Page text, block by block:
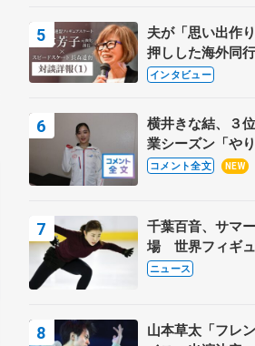
夫が「思い出作
押しした海外同
まで… 繁華街の
に 小林芳子さん
るスケート人生
インタビュー
横井きな結、３
業シーズン「やり
【みなとアクル
コメント全文 NEW
千葉百音、サマ
場 世界フィギ
位
ニュース
山本草太「フレ